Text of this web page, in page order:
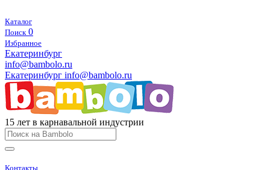
Каталог
Поиск 0
Избранное
Екатеринбург
info@bambolo.ru
Екатеринбург info@bambolo.ru
15 лет в карнавальной индустрии
Контакты